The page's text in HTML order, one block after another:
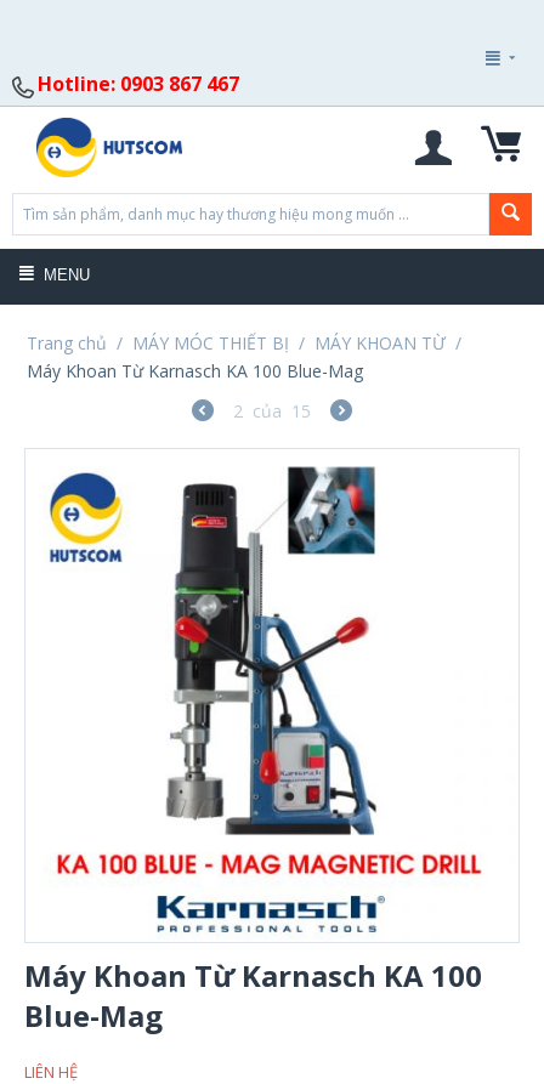
Hotline: 0903 867 467
MENU
Trang chủ / MÁY MÓC THIẾT BỊ / MÁY KHOAN TỪ /
Máy Khoan Từ Karnasch KA 100 Blue-Mag
2 của 15
Máy Khoan Từ Karnasch KA 100
Blue-Mag
LIÊN HỆ